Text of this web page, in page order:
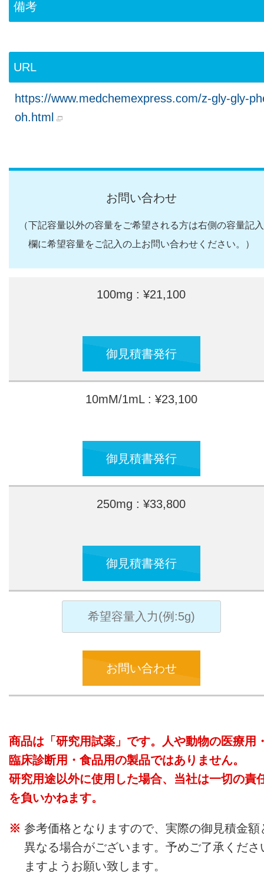
備考
URL
https://www.medchemexpress.com/z-gly-gly-
oh.html
お問い合わせ
（下記容量以外の容量をご希望される方は右側の容量記入
欄に希望容量をご記入の上お問い合わせください。）
100mg : ¥21,100
御見積書発行
10mM/1mL : ¥23,100
御見積書発行
250mg : ¥33,800
御見積書発行
お問い合わせ
商品は「研究用試薬」です。人や動物の医療用
臨床診断用・食品用の製品ではありません。
研究用途以外に使用した場合、当社は一切の責
を負いかねます。
参考価格となりますので、実際の御見積金額
異なる場合がございます。予めご了承くださ
ますようお願い致します。